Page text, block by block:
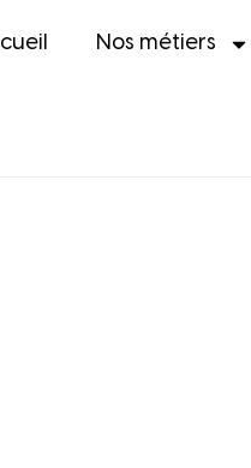
Nos métiers